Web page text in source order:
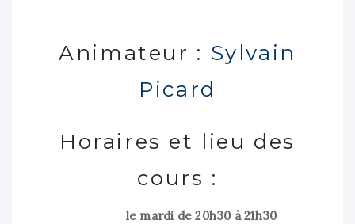
Animateur : Sylvain
Picard
Horaires et lieu des
cours :
le mardi de 20h30 à 21h30